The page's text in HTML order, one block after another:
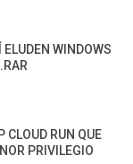
WINDOWS
CLOUD RUN QUE
PRIVILEGIO